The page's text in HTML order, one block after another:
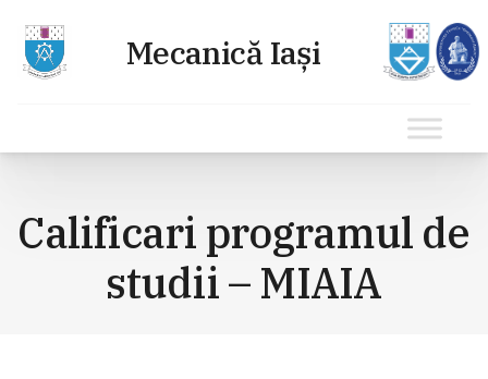
conținut
Calificari programul de
studii – MIAIA